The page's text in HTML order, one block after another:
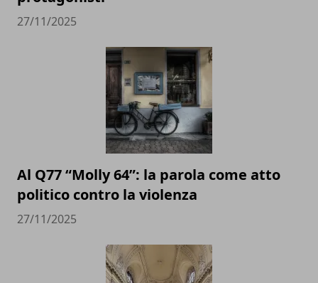
27/11/2025
Al Q77 “Molly 64”: la parola come atto
politico contro la violenza
27/11/2025